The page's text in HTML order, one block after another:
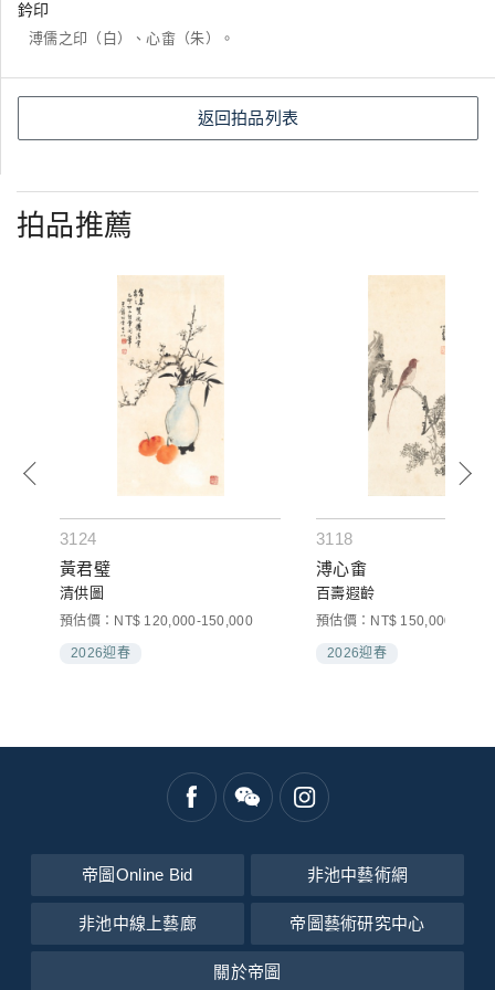
鈐印
溥儒之印（白）、心畬（朱）。
返回拍品列表
拍品推薦
3124
黃君璧
清供圖
預估價：NT$ 120,000-150,000
2026迎春
3118
溥心畬
百壽遐齡
預估價：NT$ 150,000-
2026迎春
帝圖Online Bid 非池中藝術網
非池中線上藝廊 帝圖藝術研究中心
關於帝圖